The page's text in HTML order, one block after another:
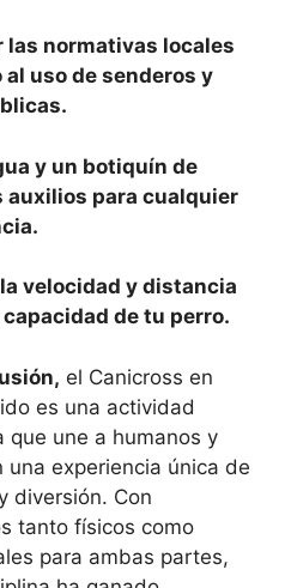
las normativas locales
al uso de senderos y
y un botiquín de
auxilios para cualquier
velocidad y distancia
de tu perro.
el Canicross en
es una actividad
que une a humanos y
una experiencia única de
diversión. Con
tanto físicos como
para ambas partes,